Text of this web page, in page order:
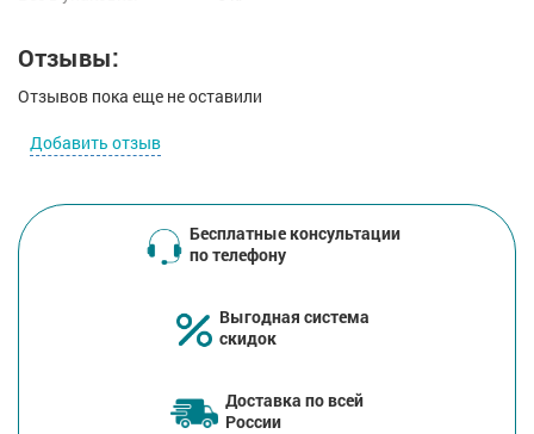
Отзывы:
Отзывов пока еще не оставили
Добавить отзыв
Бесплатные консультации
по телефону
Выгодная система
скидок
Доставка по всей
России